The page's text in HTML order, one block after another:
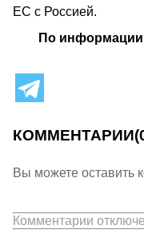
ЕС с Россией.
По
КОММЕНТАРИИ
Вы можете оставить
Комментарии